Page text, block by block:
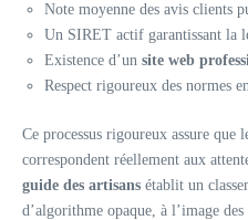
Note moyenne des avis clients
Un SIRET actif garantissant la
Existence d’un site web
Respect rigoureux des normes
Ce processus rigoureux assure que
correspondent réellement aux
guide des artisans établit un
d’algorithme opaque, à l’image